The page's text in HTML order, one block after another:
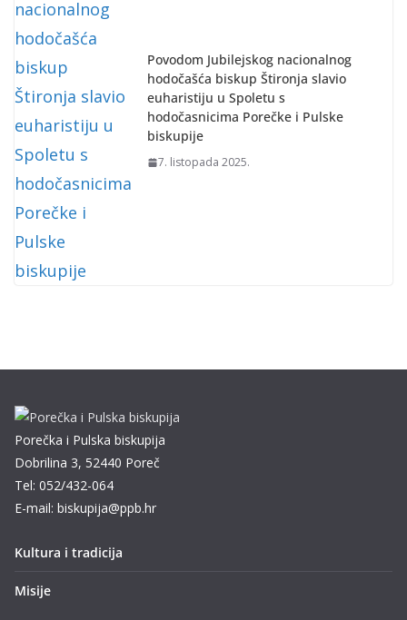
Povodom Jubilejskog nacionalnog
hodočašća biskup Štironja slavio
euharistiju u Spoletu s
hodočasnicima Porečke i Pulske
biskupije
7. listopada 2025.
Porečka i Pulska biskupija
Dobrilina 3, 52440 Poreč
Tel: 052/432-064
E-mail: biskupija@ppb.hr
Kultura i tradicija
Misije